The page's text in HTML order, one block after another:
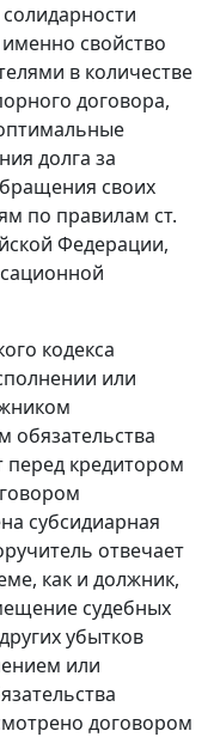
свойство
в количестве
договора,
долга за
своих
по правилам ст.
Федерации,
кодекса
или
обязательства
перед кредитором
субсидиарная
отвечает
как и должник,
судебных
убытков
или
договором